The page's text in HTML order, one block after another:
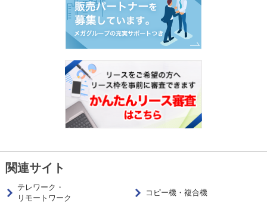
関連サイト
テレワーク・
リモートワーク
コピー機・複合機